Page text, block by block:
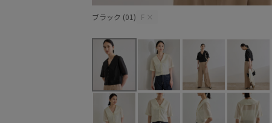
ブラック (01) F ×